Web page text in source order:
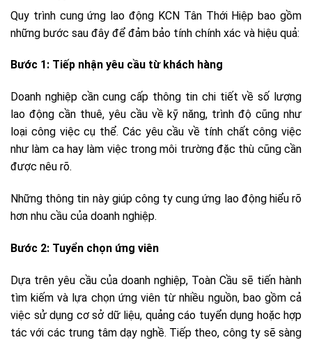
Quy trình cung ứng lao động KCN Tân Thới Hiệp bao gồm
những bước sau đây để đảm bảo tính chính xác và hiệu quả:
Bước 1: Tiếp nhận yêu cầu từ khách hàng
Doanh nghiệp cần cung cấp thông tin chi tiết về số lượng
lao động cần thuê, yêu cầu về kỹ năng, trình độ cũng như
loại công việc cụ thể. Các yêu cầu về tính chất công việc
như làm ca hay làm việc trong môi trường đặc thù cũng cần
được nêu rõ.
Những thông tin này giúp công ty cung ứng lao động hiểu rõ
hơn nhu cầu của doanh nghiệp.
Bước 2: Tuyển chọn ứng viên
Dựa trên yêu cầu của doanh nghiệp, Toàn Cầu sẽ tiến hành
tìm kiếm và lựa chọn ứng viên từ nhiều nguồn, bao gồm cả
việc sử dụng cơ sở dữ liệu, quảng cáo tuyển dụng hoặc hợp
tác với các trung tâm dạy nghề. Tiếp theo, công ty sẽ sàng